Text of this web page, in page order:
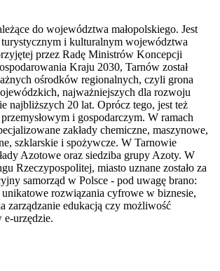
do województwa małopolskiego. Jest
i kulturalnym województwa
przez Radę Ministrów Koncepcji
Kraju 2030, Tarnów został
ośrodków regionalnych, czyli grona
najważniejszych dla rozwoju
najbliższych 20 lat. Oprócz tego, jest też
i gospodarczym. W ramach
zakłady chemiczne, maszynowe,
szklarskie i spożywcze. W Tarnowie
Azotowe oraz siedziba grupy Azoty. W
Rzeczypospolitej, miasto uznane zostało za
samorząd w Polsce - pod uwagę brano:
unikatowe rozwiązania cyfrowe w biznesie,
zarządzanie edukacją czy możliwość
e-urzędzie.